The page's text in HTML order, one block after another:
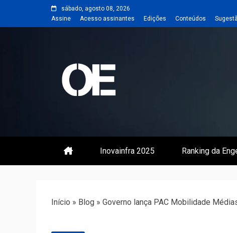
sábado, agosto 08, 2026
Assine
Acesso assinantes Edições Conteúdos
Revista | O
Inovainfra 2025 Ranking da
Início » Blog » Governo lança PAC Mobilidade